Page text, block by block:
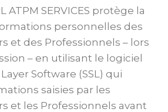
ATPM SERVICES protège la
personnelles des
et des Professionnels – lors
– en utilisant le logiciel
Software (SSL) qui
saisies par les
et les Professionnels avant